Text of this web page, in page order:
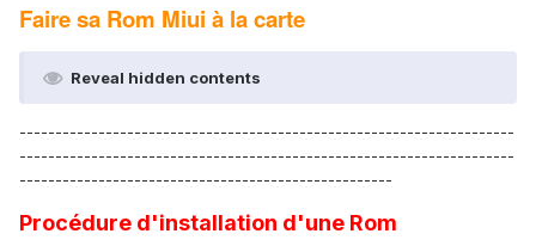
Faire sa Rom Miui à la carte
Reveal hidden contents
---------------------------------------------------------------------
---------------------------------------------------------------------
----------------------------------------------------
Procédure d'installation d'une Rom